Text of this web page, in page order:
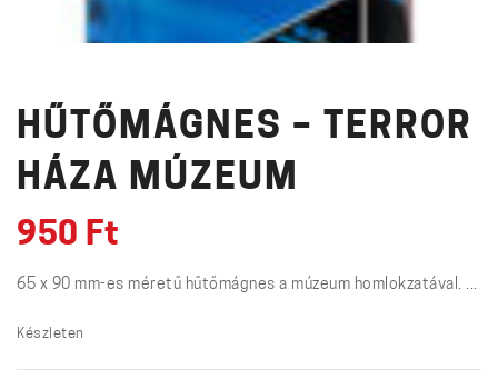
HŰTŐMÁGNES – TERROR
HÁZA MÚZEUM
950 Ft
65 x 90 mm-es méretű hűtőmágnes a múzeum homlokzatával. ...
Készleten